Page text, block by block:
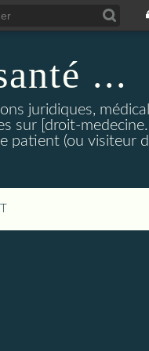
...
juridiques,
sur [droit-
patient (ou visiteur